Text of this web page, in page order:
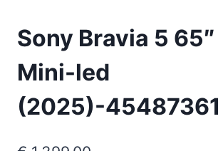
Sony Bravia 5 65″
Mini-led
(2025)-